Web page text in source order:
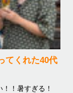
てくれた40代
！暑すぎる！